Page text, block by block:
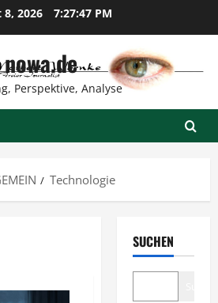
2026 7:27:47 PM
nowa.de
Perspektive, Analyse
Technologie
SUCHEN